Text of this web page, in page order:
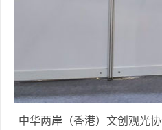
中华两岸（香港）文创观光